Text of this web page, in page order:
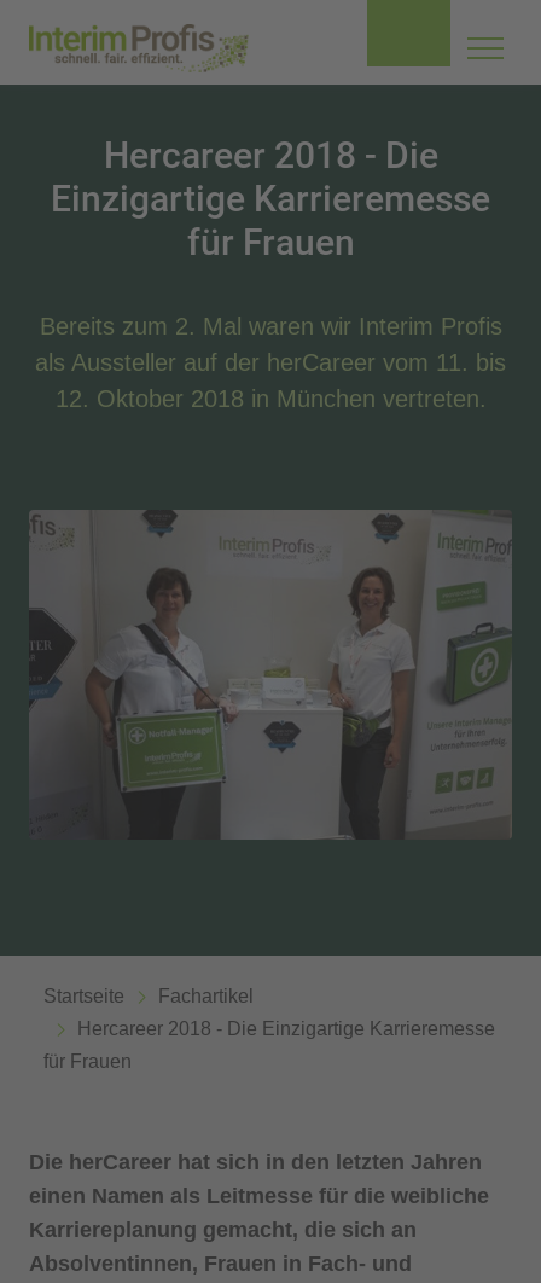
Hercareer 2018 - Die
Einzigartige Karrieremesse
für Frauen
Bereits zum 2. Mal waren wir Interim Profis
als Aussteller auf der herCareer vom 11. bis
12. Oktober 2018 in München vertreten.
Startseite
Fachartikel
Hercareer 2018 - Die Einzigartige Karrieremesse
für Frauen
Die herCareer hat sich in den letzten Jahren
einen Namen als Leitmesse für die weibliche
Karriereplanung gemacht, die sich an
Absolventinnen, Frauen in Fach- und